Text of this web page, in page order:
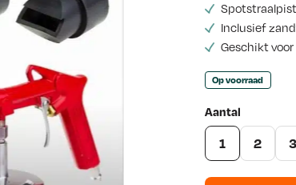
Inclusief
Geschikt
Op voorraad
Aantal
1 2 3